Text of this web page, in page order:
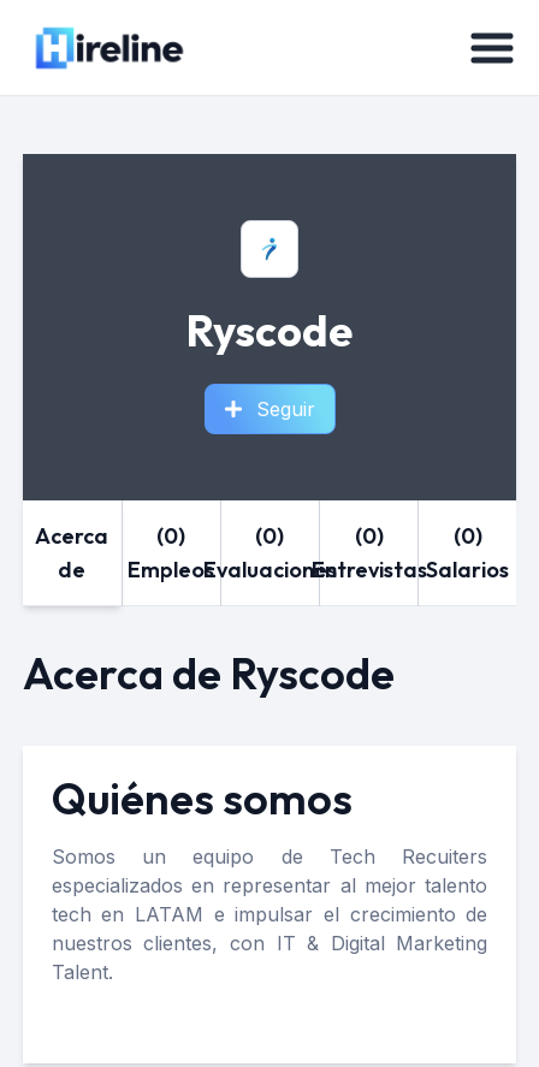
Ryscode
Seguir
Acerca
de
(0)
Empleos
(0)
Evaluaciones
(0)
Entrevistas
(0)
Salarios
Acerca de Ryscode
Quiénes somos
Somos un equipo de Tech Recuiters
especializados en representar al mejor talento
tech en LATAM e impulsar el crecimiento de
nuestros clientes, con IT & Digital Marketing
Talent.